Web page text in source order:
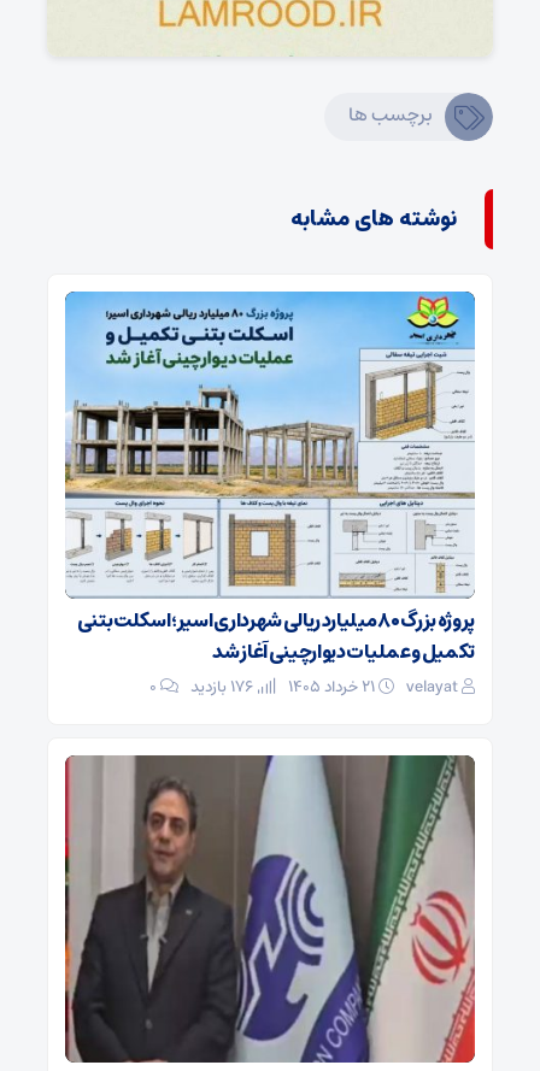
برچسب ها
نوشته های مشابه
پروژه بزرگ ۸۰ میلیارد ریالی شهرداری اسیر؛ اسکلت بتنی
تکمیل و عملیات دیوارچینی آغاز شد
velayat ۰